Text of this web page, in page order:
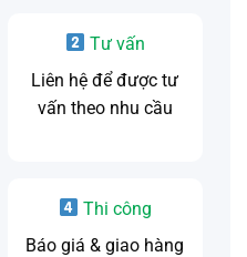
Tư vấn
Liên hệ để được tư
vấn theo nhu cầu
Thi công
Báo giá & giao hàng